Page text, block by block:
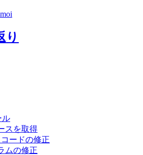
り
ル
スを取得
ードの修正
ムの修正